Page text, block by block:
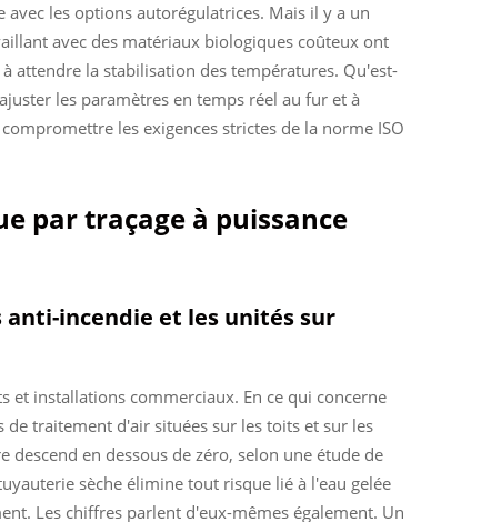
les options autorégulatrices. Mais il y a un
avec des matériaux biologiques coûteux ont
attendre la stabilisation des températures. Qu'est-
les paramètres en temps réel au fur et à
les exigences strictes de la norme ISO
par traçage à puissance
incendie et les unités sur
et installations commerciaux. En ce qui concerne
de traitement d'air situées sur les toits et sur les
en dessous de zéro, selon une étude de
sèche élimine tout risque lié à l'eau gelée
Les chiffres parlent d'eux-mêmes également. Un